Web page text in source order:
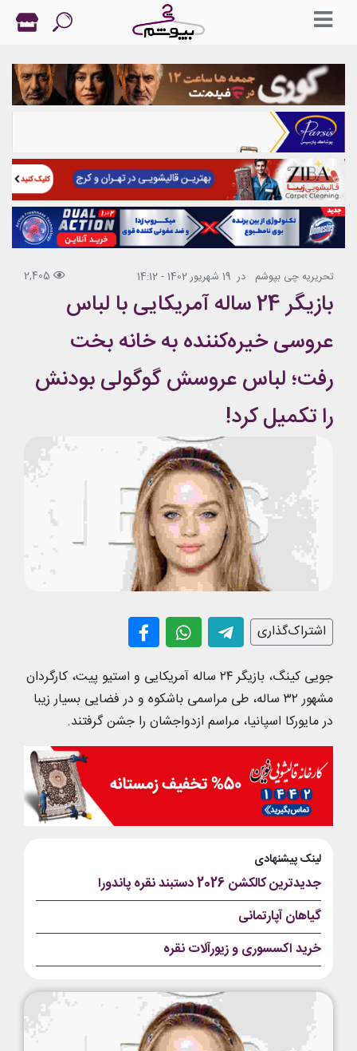
تحریریه چی بپوشم در 19 شهریور 1402 - 14:12 2,405
بازیگر 24 ساله آمریکایی با لباس
عروسی خیره‌کننده به خانه بخت
رفت؛ لباس عروسش گوگولی بودنش
را تکمیل کرد!
اشتراک‌گذاری
جویی کینگ، بازیگر ۲۴ ساله آمریکایی و استیو پیت، کارگردان
مشهور ۳۲ ساله، طی مراسمی باشکوه و در فضایی بسیار زیبا
در مایورکا اسپانیا، مراسم ازدواجشان را جشن گرفتند.
لینک پیشنهادی
جدیدترین کالکشن 2026 دستبند نقره پاندورا
گیاهان آپارتمانی
خرید اکسسوری و زیورآلات نقره